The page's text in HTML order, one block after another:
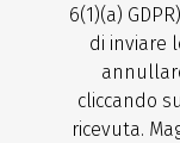
6(1)(a)
di inviare
cliccando
ricevuta.